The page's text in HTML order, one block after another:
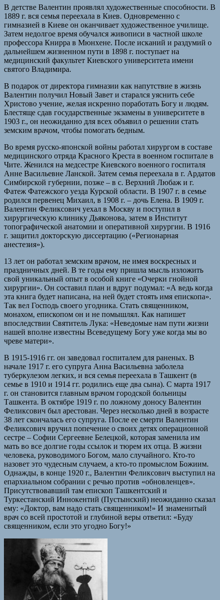
В детстве Валентин проявлял художественные способности. В
1889 г. вся семья переехала в Киев. Одновременно с
гимназией в Киеве он оканчивает художественное училище.
Затем недолгое время обучался живописи в частной школе
профессора Книрра в Мюнхене. После исканий и раздумий о
дальнейшем жизненном пути в 1898 г. поступает на
медицинский факультет Киевского университета имени
святого Владимира.
В подарок от директора гимназии как напутствие в жизнь
Валентин получил Новый Завет и старался уяснить себе
Христово учение, желая искренно поработать Богу и людям.
Блестяще сдав государственные экзамены в университете в
1903 г., он неожиданно для всех объявил о решении стать
земским врачом, чтобы помогать бедным.
Во время русско-японской войны работал хирургом в составе
медицинского отряда Красного Креста в военном госпитале в
Чите. Женился на медсестре Киевского военного госпиталя
Анне Васильевне Ланской. Затем семья переехала в г. Ардатов
Симбирской губернии, позже – в с. Верхний Любаж и г.
Фатеж Фатежского уезда Курской области. В 1907 г. в семье
родился первенец Михаил, в 1908 г. – дочь Елена. В 1909 г.
Валентин Феликсович уехал в Москву и поступил в
хирургическую клинику Дьяконова, затем в Институт
топографической анатомии и оперативной хирургии. В 1916
г. защитил докторскую диссертацию («Регионарная
анестезия»).
13 лет он работал земским врачом, не имея воскресных и
праздничных дней. В те годы ему пришла мысль изложить
свой уникальный опыт в особой книге «Очерки гнойной
хирургии». Он составил план и вдруг подумал: «А ведь когда
эта книга будет написана, на ней будет стоять имя епископа».
Так вел Господь своего угодника. Стать священником,
монахом, епископом он и не помышлял. Как напишет
впоследствии Святитель Лука: «Неведомые нам пути жизни
нашей вполне известны Всеведущему Богу уже когда мы во
чреве матери».
В 1915-1916 гг. он заведовал госпиталем для раненых. В
начале 1917 г. его супруга Анна Васильевна заболела
туберкулезом легких, и вся семья переехала в Ташкент (в
семье в 1910 и 1914 гг. родились еще два сына). С марта 1917
г. он становится главным врачом городской больницы
Ташкента. В октябре 1919 г. по ложному доносу Валентин
Феликсович был арестован. Через несколько дней в возрасте
38 лет скончалась его супруга. После ее смерти Валентин
Феликсович вручил попечение о своих детях операционной
сестре – Софии Сергеевне Белецкой, которая заменила им
мать во все долгие годы ссылок и тюрем их отца. В жизни
человека, руководимого Богом, мало случайного. Кто-то
назовет это чудесным случаем, а кто-то промыслом Божиим.
Однажды, в конце 1920 г., Валентин Феликсович выступил на
епархиальном собрании с речью против «обновленцев».
Присутствовавший там епископ Ташкентский и
Туркестанский Иннокентий (Пустынский) неожиданно сказал
ему: «Доктор, вам надо стать священником!» И знаменитый
врач со всей простотой и глубиной веры ответил: «Буду
священником, если это угодно Богу!»